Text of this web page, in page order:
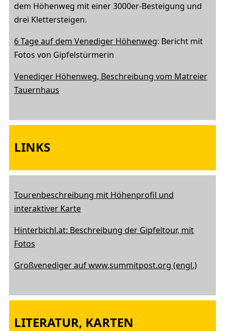
dem Höhenweg mit einer 3000er-Besteigung und
drei Klettersteigen.
6 Tage auf dem Venediger Höhenweg: Bericht mit
Fotos von Gipfelstürmerin
Venediger Höhenweg, Beschreibung vom Matreier
Tauernhaus
LINKS
Tourenbeschreibung mit Höhenprofil und
interaktiver Karte
Hinterbichl.at: Beschreibung der Gipfeltour, mit
Fotos
Großvenediger auf www.summitpost.org (engl.)
LITERATUR, KARTEN